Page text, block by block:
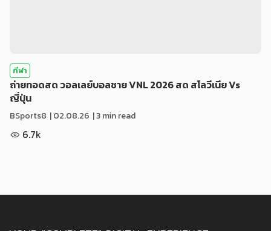
กีฬา
ถ่ายทอดสด วอลเลย์บอลชาย VNL 2026 สด สโลวีเนีย Vs
ญี่ปุ่น
BSports8 |02.08.26 | 3 min read
6.7k